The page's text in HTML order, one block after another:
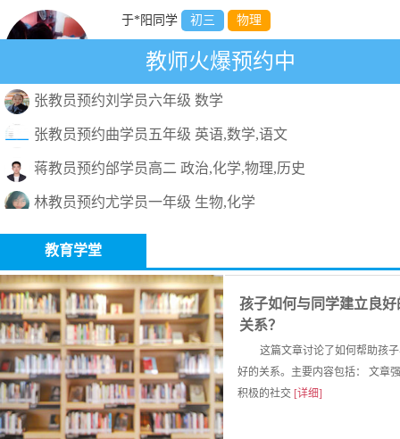
于*阳同学 初三 物理
老师态度和蔼，非常有耐心，讲解全面，引
导到位，关注学生，真心为学生着想。
耐心地带着我思考解答，在学习的这段时
迪家教推荐的老师，非常认真负责。
刘**同学 四年级
老师讲的很详细，教课方法也很灵活。老师
讲过的知识点都能理解到位，就记得很牢
固。
夏**同学 高二
教师火爆预约中
张教员预约刘学员六年级 数学
张教员预约曲学员五年级 英语,数学,语文
蒋教员预约邰学员高二 政治,化学,物理,历史
林教员预约尤学员一年级 生物,化学
黄教员预约曲学员五年级 英语,数学,语文
魏教员预约刘学员五年级 英语
陈教员预约朱学员初三 化学,物理,数学
王教员预约汪学员高一 物理
倪教员预约梅学员小学一年级 地理,数学
黄教员预约姓学员小学一年级 语文
立即请家教
客服电话：13434228527
教育学堂
孩子如何与同学建立良好
关系？
这篇文章讨论了如何帮助孩
好的关系。主要内容包括： 文章
积极的社交 [详细]